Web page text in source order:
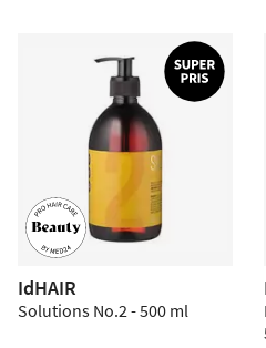
IdHAIR
Solutions No.2 - 500 ml